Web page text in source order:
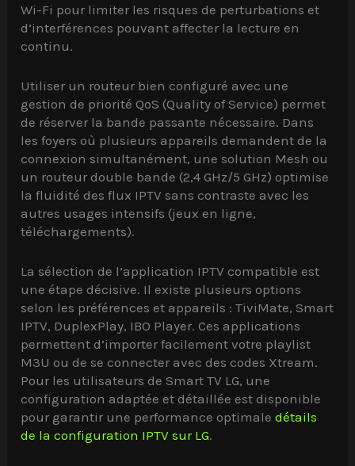
Wi-Fi pour limiter les risques de perturbations et
d’interférences pouvant affecter la lecture en
continu.
Utiliser un routeur bien configuré avec une
gestion de priorité QoS (Quality of Service) permet
de réserver la bande passante nécessaire. Dans
les foyers où plusieurs appareils demandent de la
connexion simultanément, une solution Mesh ou
un routeur double bande (2,4 GHz/5 GHz) optimise
la fluidité des flux IPTV sans contraste avec les
autres usages intensifs (jeux en ligne,
téléchargements).
La sélection de l’application IPTV compatible est
une étape décisive. Il existe plusieurs options
selon les préférences et appareils : TiviMate, Smart
IPTV, DuplexPlay, IBO Player. Ces applications
permettent d’importer facilement votre playlist
M3U ou de se connecter avec des codes Xtream.
Pour les utilisateurs de Smart TV LG, une
configuration adaptée et détaillée est disponible
pour garantir une performance optimaledétails
de la configuration IPTV sur LG.